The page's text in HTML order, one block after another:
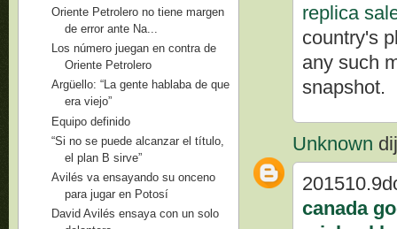
replica
country's
any such
snapshot.
Unknown
canada
Oriente Petrolero no tiene margen
de error ante Na...
Los número juegan en contra de
Oriente Petrolero
Argüello: “La gente hablaba de que
era viejo”
Equipo definido
“Si no se puede alcanzar el título,
el plan B sirve”
Avilés va ensayando su onceno
para jugar en Potosí
David Avilés ensaya con un solo